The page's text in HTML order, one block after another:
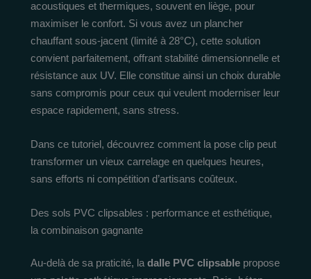
acoustiques et thermiques, souvent en liège, pour
maximiser le confort. Si vous avez un plancher
chauffant sous-jacent (limité à 28°C), cette solution
convient parfaitement, offrant stabilité dimensionnelle et
résistance aux UV. Elle constitue ainsi un choix durable
sans compromis pour ceux qui veulent moderniser leur
espace rapidement, sans stress.
Dans ce tutoriel, découvrez comment la pose clip peut
transformer un vieux carrelage en quelques heures,
sans efforts ni compétition d’artisans coûteux.
Des sols PVC clipsables : performance et esthétique,
la combinaison gagnante
Au-delà de sa praticité, ladalle PVC clipsable propose